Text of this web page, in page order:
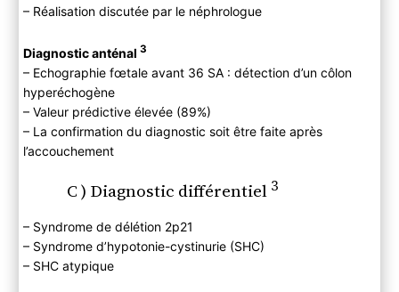
– Réalisation discutée par le néphrologue
Diagnostic anténal 3
– Echographie fœtale avant 36 SA : détection d’un côlon
hyperéchogène
– Valeur prédictive élevée (89%)
– La confirmation du diagnostic soit être faite après
l’accouchement
C ) Diagnostic différentiel 3
– Syndrome de délétion 2p21
– Syndrome d’hypotonie-cystinurie (SHC)
– SHC atypique